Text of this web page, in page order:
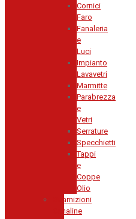
Cornici
Faro
Fanaleria
e
Luci
Impianto
Lavavetri
Marmitte
Parabrezza
e
Vetri
Serrature
Specchietti
Tappi
e
Coppe
Olio
Guarnizioni
Canaline